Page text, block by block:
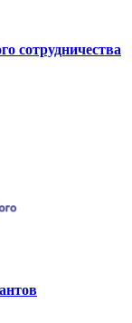
сотрудничества